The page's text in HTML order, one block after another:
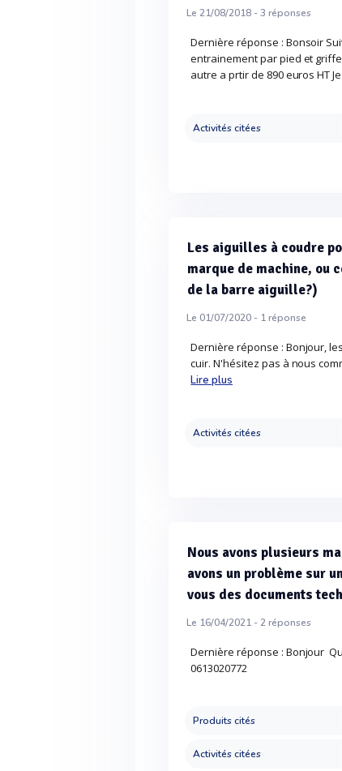
Le 21/08/2018 -3 réponses
Dernière réponse : Bonsoir
entrainement par pied et
autre a prtir de 890 euros HT
Activités citées
Les aiguilles à coudre
marque de machine, ou
de la barre aiguille?)
Le 01/07/2020 - 1réponse
Dernière réponse : Bonjour,
cuir. N'hésitez pas à nous
Lire plus
Activités citées
Nous avons plusieurs
avons un problème sur
vous des documents
Le 16/04/2021 -2réponses
Dernière réponse : Bonjour
0613020772
Produits cités
Activités citées